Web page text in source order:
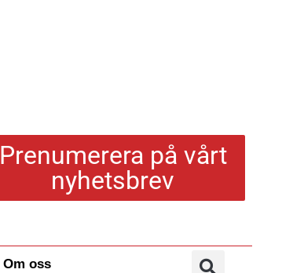
Prenumerera på vårt
nyhetsbrev
Om oss